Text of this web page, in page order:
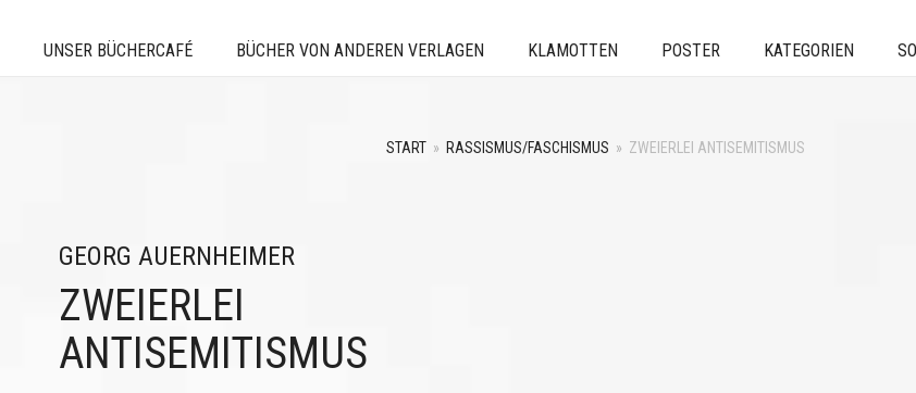
UNSER BÜCHERCAFÉ BÜCHER VON ANDEREN VERLAGEN KLAMOTTEN POSTER KATEGORIEN
START » RASSISMUS/FASCHISMUS » ZWEIERLEI ANTISEMITISMUS
GEORG AUERNHEIMER
ZWEIERLEI
ANTISEMITISMUS